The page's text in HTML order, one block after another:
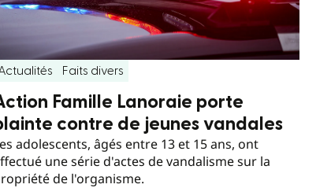
Faits divers
Famille Lanoraie porte
contre de jeunes vandales
adolescents, âgés entre 13 et 15 ans, ont
une série d'actes de vandalisme sur la
de l'organisme.